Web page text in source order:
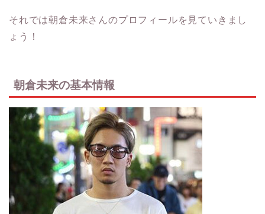
それでは朝倉未来さんのプロフィールを見ていきまし
ょう！
朝倉未来の基本情報